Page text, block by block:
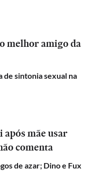
melhor amigo da
sintonia sexual na
mãe usar
comenta
de azar; Dino e Fux